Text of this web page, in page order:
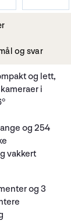
og svar
og lett,
i
og 254
vakkert
og 3